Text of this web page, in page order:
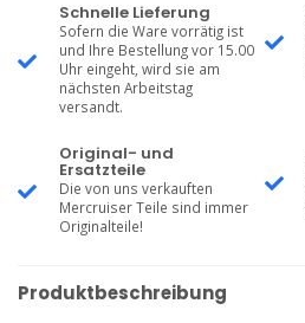
Schnelle Lieferung
Sofern die Ware vorrätig ist
und Ihre Bestellung vor 15.00
Uhr eingeht, wird sie am
nächsten Arbeitstag
versandt.
Original- und
Ersatzteile
Die von uns verkauften
Mercruiser Teile sind immer
Originalteile!
Produktbeschreibung